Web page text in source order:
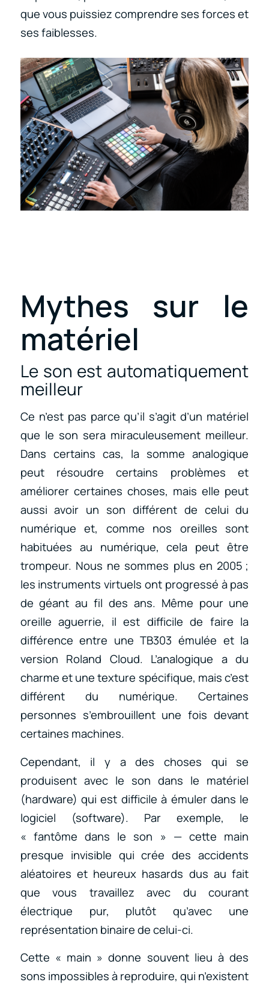
que vous puissiez comprendre ses forces et
ses faiblesses.
Mythes sur le
matériel
Le son est automatiquement
meilleur
Ce n’est pas parce qu’il s’agit d’un matériel
que le son sera miraculeusement meilleur.
Dans certains cas, la somme analogique
peut résoudre certains problèmes et
améliorer certaines choses, mais elle peut
aussi avoir un son différent de celui du
numérique et, comme nos oreilles sont
habituées au numérique, cela peut être
trompeur. Nous ne sommes plus en 2005 ;
les instruments virtuels ont progressé à pas
de géant au fil des ans. Même pour une
oreille aguerrie, il est difficile de faire la
différence entre une TB303 émulée et la
version Roland Cloud. L’analogique a du
charme et une texture spécifique, mais c’est
différent du numérique. Certaines
personnes s’embrouillent une fois devant
certaines machines.
Cependant, il y a des choses qui se
produisent avec le son dans le matériel
(hardware) qui est difficile à émuler dans le
logiciel (software). Par exemple, le
« fantôme dans le son » — cette main
presque invisible qui crée des accidents
aléatoires et heureux hasards dus au fait
que vous travaillez avec du courant
électrique pur, plutôt qu’avec une
représentation binaire de celui-ci.
Cette « main » donne souvent lieu à des
sons impossibles à reproduire, qui n’existent